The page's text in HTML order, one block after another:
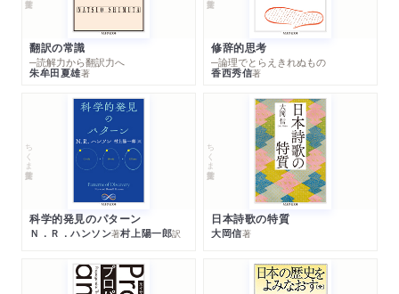
翻訳の常識
─読解力から翻訳力へ
朱牟田夏雄著
修辞的思考
─論理でとらえきれぬもの
香西秀信著
ちくま学芸文庫
科学的発見のパターン
Ｎ．Ｒ．ハンソン著村上陽一郎訳
ちくま学芸文庫
日本詩歌の特質
大岡信著